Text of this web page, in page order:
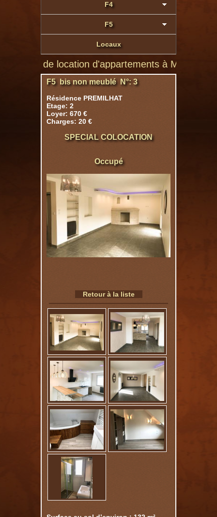
F4
F5
Locaux
de location d'appartements à Montluçon de
F5 bis non meublé N°: 3
Résidence PREMILHAT
Etage: 2
Loyer: 670 €
Charges: 20 €
SPECIAL COLOCATION
Occupé
Retour à la liste